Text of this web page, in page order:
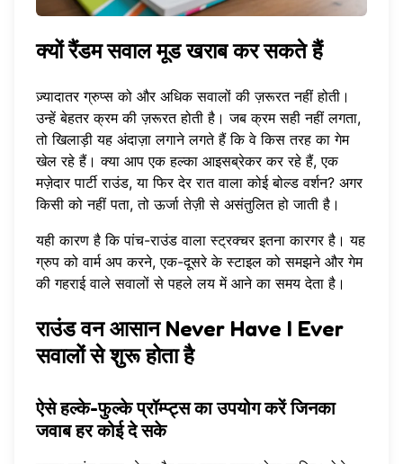
क्यों रैंडम सवाल मूड खराब कर सकते हैं
ज़्यादातर ग्रुप्स को और अधिक सवालों की ज़रूरत नहीं होती।
उन्हें बेहतर क्रम की ज़रूरत होती है। जब क्रम सही नहीं लगता,
तो खिलाड़ी यह अंदाज़ा लगाने लगते हैं कि वे किस तरह का गेम
खेल रहे हैं। क्या आप एक हल्का आइसब्रेकर कर रहे हैं, एक
मज़ेदार पार्टी राउंड, या फिर देर रात वाला कोई बोल्ड वर्शन? अगर
किसी को नहीं पता, तो ऊर्जा तेज़ी से असंतुलित हो जाती है।
यही कारण है कि पांच-राउंड वाला स्ट्रक्चर इतना कारगर है। यह
ग्रुप को वार्म अप करने, एक-दूसरे के स्टाइल को समझने और गेम
की गहराई वाले सवालों से पहले लय में आने का समय देता है।
राउंड वन आसान Never Have I Ever
सवालों से शुरू होता है
ऐसे हल्के-फुल्के प्रॉम्प्ट्स का उपयोग करें जिनका
जवाब हर कोई दे सके